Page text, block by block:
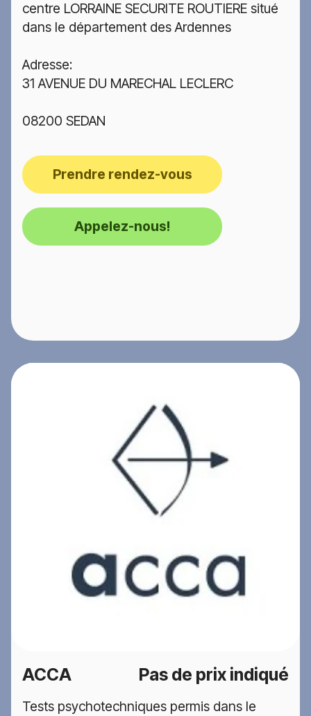
centre LORRAINE SECURITE ROUTIERE situé
dans le département des Ardennes
Adresse:
31 AVENUE DU MARECHAL LECLERC
08200 SEDAN
Prendre rendez-vous
Appelez-nous!
ACCA Pas de prix indiqué
Tests psychotechniques permis dans le